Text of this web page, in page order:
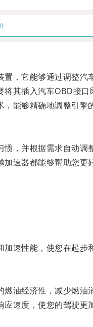
它能够通过调整汽
其插入汽车OBD接口
够精确地调整引擎
并根据需求自动调
速器都能够帮助您更
性能，使您在起步
油经济性，减少燃油
速度，使您的驾驶更